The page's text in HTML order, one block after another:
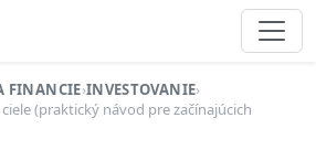
FINANCIE›INVESTOVANIE›
(praktický návod pre začínajúcich